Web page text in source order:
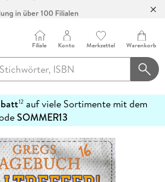
in über 100 Filialen
Filiale Konto Merkzettel Warenkorb
12auf viele Sortimente mit dem
SOMMER13